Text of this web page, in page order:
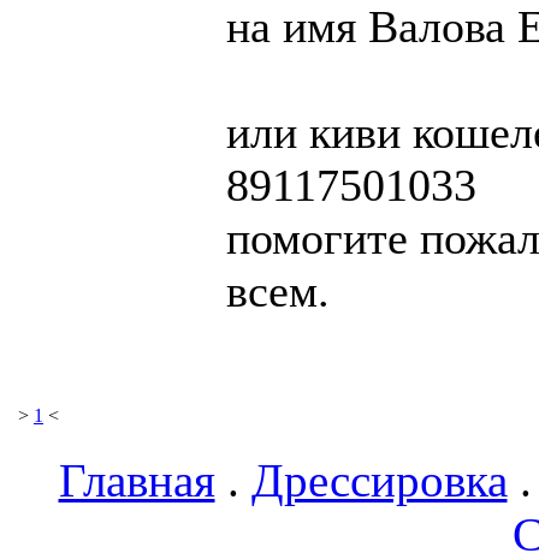
на имя Валова
или киви
89117501033
помогите
всем.
> 1 <
Главная. Дрессировка